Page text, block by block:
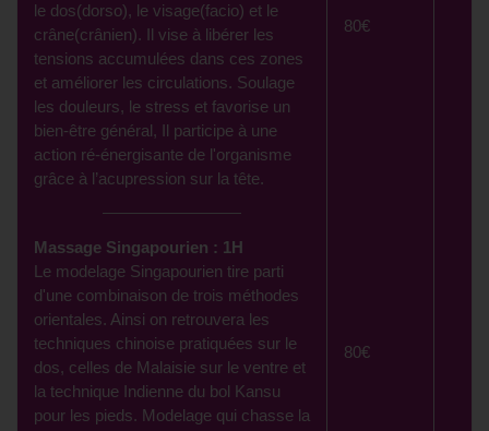
le dos(dorso), le visage(facio) et le
crâne(crânien). Il vise à libérer les
tensions accumulées dans ces zones
et améliorer les circulations. Soulage
les douleurs, le stress et favorise un
bien-être général,
participe à une
action ré-énergisante de l'organisme
grâce à l’acupression sur la tête.
Massage Singapourien : 1H
Le modelage Singapourien tire parti
d'une combinaison de trois méthodes
orientales. Ainsi on retrouvera les
techniques chinoise pratiquées sur le
dos, celles de Malaisie sur le ventre et
la technique Indienne du bol Kansu
pour les pieds. Modelage qui chasse la
80€
80€